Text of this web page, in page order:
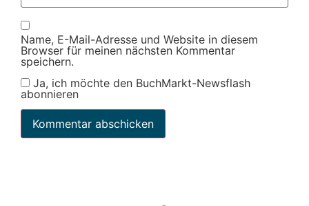
Name, E-Mail-Adresse und Website in diesem
Browser für meinen nächsten Kommentar
speichern.
Ja, ich möchte den BuchMarkt-Newsflash
abonnieren